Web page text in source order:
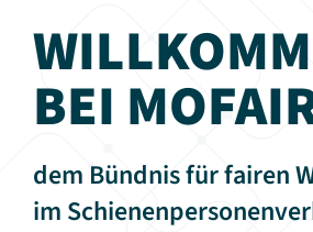
WETTBEWERBER-REPORT
PRESSE UND NEUIGKEITEN
SCHIENENJOBS
KONTAKT
Folgen Sie uns:
BEI
dem Bündnis für fairen
im